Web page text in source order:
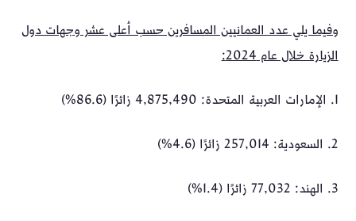
وفيما يلي عدد العمانيين المسافرين حسب أعلى عشر وجهات دول
الزيارة خلال عام 2024:
1. الإمارات العربية المتحدة: 4,875,490 زائرًا (86.6%)
2. السعودية: 257,014 زائرًا (4.6%)
3. الهند: 77,032 زائرًا (1.4%)